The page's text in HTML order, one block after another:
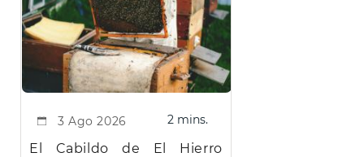
3 Ago 2026 2 mins.
El Cabildo de El Hierro